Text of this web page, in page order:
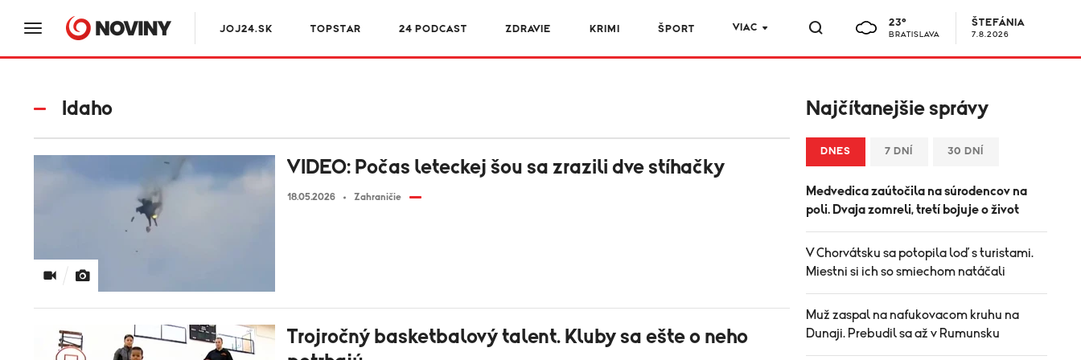
JOJ24.SK TOPSTAR 24 PODCAST ZDRAVIE KRIMI ŠPORT VIAC 23°
BRATISLAVA
ŠTEFÁNIA
7.8.2026
Idaho
VIDEO: Počas leteckej šou sa zrazili dve stíhačky
18.05.2026 Zahraničie
Trojročný basketbalový talent. Kluby sa ešte o neho
Najčítanejšie správy
DNES 7 DNÍ 30 DNÍ
Medvedica zaútočila na súrodencov na
poli. Dvaja zomreli, tretí bojuje o život
V Chorvátsku sa potopila loď s turistami.
Miestni si ich so smiechom natáčali
Muž zaspal na nafukovacom kruhu na
Dunaji. Prebudil sa až v Rumunsku